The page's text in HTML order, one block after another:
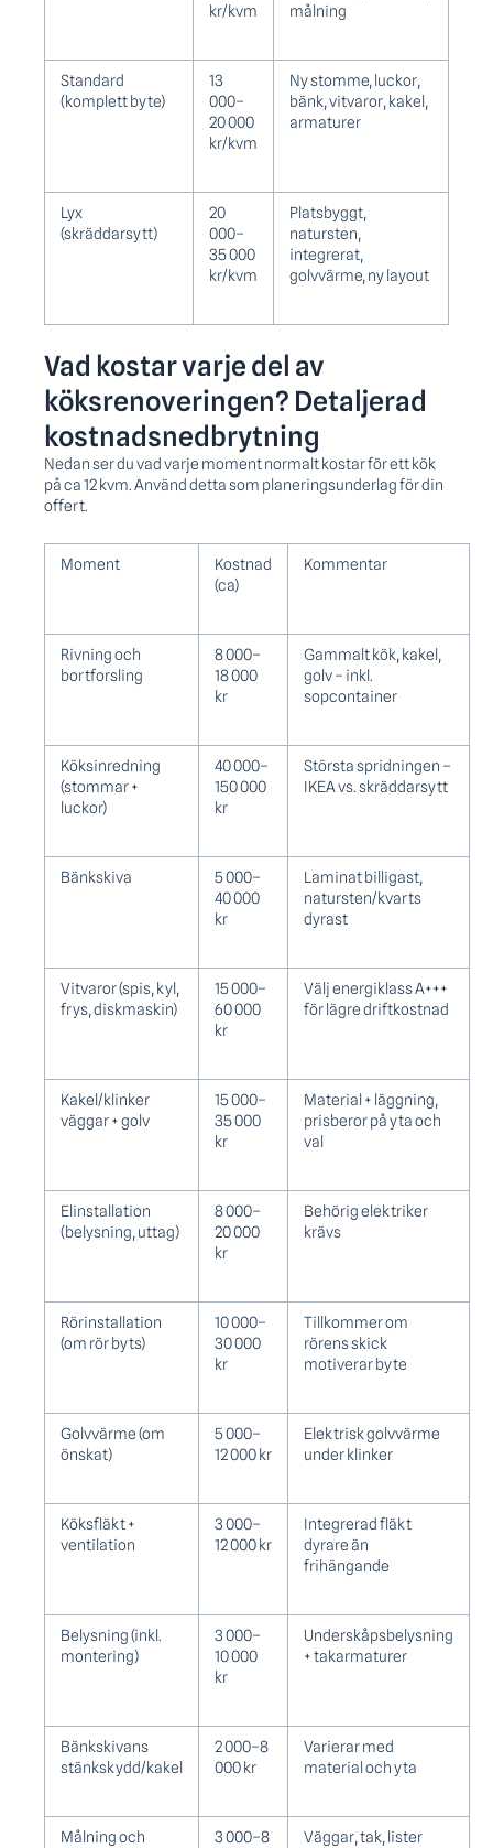
kr/kvm
målning
Standard
(komplett byte)
13
000–
20 000
kr/kvm
Ny stomme, luckor,
bänk, vitvaror, kakel,
armaturer
Lyx
(skräddarsytt)
20
000–
35 000
kr/kvm
Platsbyggt,
natursten,
integrerat,
golvvärme, ny layout
Vad kostar varje del av
köksrenoveringen? Detaljerad
kostnadsnedbrytning
Nedan ser du vad varje moment normalt kostar för ett kök
på ca 12 kvm. Använd detta som planeringsunderlag för din
offert.
Moment
Kostnad
(ca)
Kommentar
Rivning och
bortforsling
8 000–
18 000
kr
Gammalt kök, kakel,
golv – inkl.
sopcontainer
Köksinredning
(stommar +
luckor)
40 000–
150 000
kr
Största spridningen –
IKEA vs. skräddarsytt
Bänkskiva
5 000–
40 000
kr
Laminat billigast,
natursten/kvarts
dyrast
Vitvaror (spis, kyl,
frys, diskmaskin)
15 000–
60 000
kr
Välj energiklass A+++
för lägre driftkostnad
Kakel/klinker
väggar + golv
15 000–
35 000
kr
Material + läggning,
prisberor på yta och
val
Elinstallation
(belysning, uttag)
8 000–
20 000
kr
Behörig elektriker
krävs
Rörinstallation
(om rör byts)
10 000–
30 000
kr
Tillkommer om
rörens skick
motiverar byte
Golvvärme (om
önskat)
5 000–
12 000 kr
Elektrisk golvvärme
under klinker
Köksfläkt +
ventilation
3 000–
12 000 kr
Integrerad fläkt
dyrare än
frihängande
Belysning (inkl.
montering)
3 000–
10 000
kr
Underskåpsbelysning
+ takarmaturer
Bänkskivans
stänkskydd/kakel
2 000–8
000 kr
Varierar med
material och yta
Målning och 3 000–8 Väggar, tak, lister